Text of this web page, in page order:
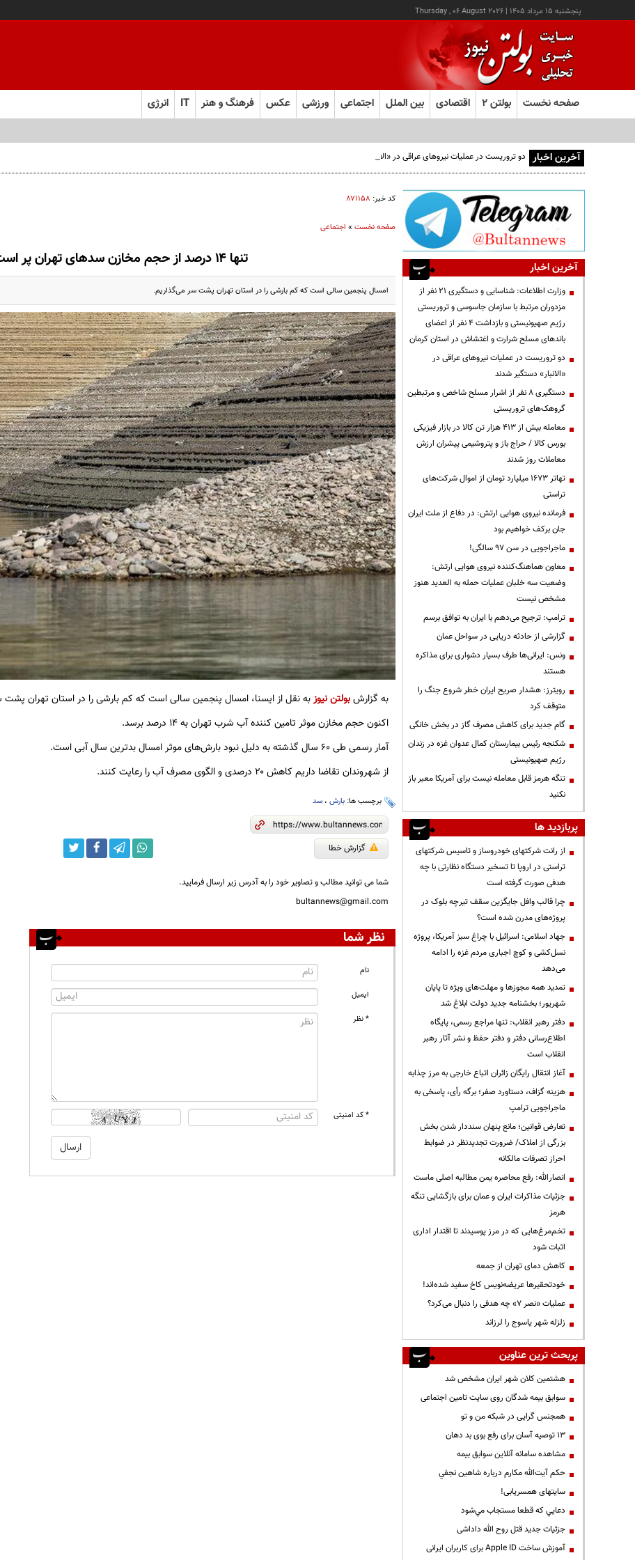
پنجشنبه ۱۵ مرداد ۱۴۰۵ |
Thursday , 06 August 2026
صفحه نخست بولتن ۲ اقتصادی بین الملل اجتماعی ورزشی عکس فرهنگ و هنر IT انرژی
آخرین اخبار دو تروریست در عملیات نیروهای عراقی در «الانبار» دستگیر شدند
کد خبر: ۸۷۱۱۵۸
صفحه نخست» اجتماعی
تنها ۱۴ درصد از حجم مخازن سدهای تهران پر است
امسال پنجمین سالی است که کم بارشی را در استان تهران پشت سر می‌گذاریم.
به گزارشبولتن نیوزبه نقل از ایسنا، امسال پنجمین سالی است که کم بارشی را در استان تهران
اکنون حجم مخازن موثر تامین کننده آب شرب تهران به ۱۴ درصد برسد.
آمار رسمی طی ۶۰ سال گذشته به دلیل نبود بارش‌های موثر امسال بدترین سال آبی است.
از شهروندان تقاضا داریم کاهش ۲۰ درصدی و الگوی مصرف آب را رعایت کنند.
برچسب ها: بارش، سد
گزارش خطا
شما می توانید مطالب و تصاویر خود را به آدرس زیر ارسال فرمایید.
bultannews@gmail.com
نظر شما
نام
ایمیل
* نظر
* کد امنیتی
آخرین اخبار
وزارت اطلاعات: شناسایی و دستگیری ۲۱ نفر از
مزدوران مرتبط با سازمان جاسوسی و تروریستی
رژیم صهیونیستی و بازداشت ۴ نفر از اعضای
باندهای مسلح شرارت و اغتشاش در استان کرمان
دو تروریست در عملیات نیروهای عراقی در
«الانبار» دستگیر شدند
دستگیری ۸ نفر از اشرار مسلح شاخص و مرتبطین
گروهک‌های تروریستی
معامله بیش از ۴۱۳ هزار تن کالا در بازار فیزیکی
بورس کالا / حراج باز و پتروشیمی پیشران ارزش
معاملات روز شدند
تهاتر ۱۶۷۳ میلیارد تومان از اموال شرکت‌های
تراستی
فرمانده نیروی هوایی ارتش: در دفاع از ملت ایران
جان برکف خواهیم بود
ماجراجویی در سن ۹۷ سالگی!
معاون هماهنگ‌کننده نیروی هوایی ارتش:
وضعیت سه خلبان عملیات حمله به العدید هنوز
مشخص نیست
ترامپ: ترجیح می‌دهم با ایران به توافق برسم
گزارشی از حادثه دریایی در سواحل عمان
ونس: ایرانی‌ها طرف بسیار دشواری برای مذاکره
هستند
رویترز: هشدار صریح ایران خطر شروع جنگ را
متوقف کرد
گام جدید برای کاهش مصرف گاز در بخش خانگی
شکنجه رئیس بیمارستان کمال عدوان غزه در زندان
رژیم صهیونیستی
تنگه هرمز قابل معامله نیست برای آمریکا معبر باز
نکنید
پربازدید ها
از رانت‌ شرکتهای خودروساز و تاسیس شرکتهای
تراستی در اروپا تا تسخیر دستگاه نظارتی با چه
هدفی صورت گرفته است
چرا قالب وافل جایگزین سقف تیرچه بلوک در
پروژه‌های مدرن شده است؟
جهاد اسلامی: اسرائیل با چراغ سبز آمریکا، پروژه
نسل‌کشی و کوچ اجباری مردم غزه را ادامه
می‌دهد
تمدید همه مجوزها و مهلت‌های ویژه تا پایان
شهریور؛ بخشنامه جدید دولت ابلاغ شد
دفتر رهبر انقلاب: تنها مراجع رسمی، پایگاه
اطلاع‌رسانی دفتر و دفتر حفظ و نشر آثار رهبر
انقلاب است
آغاز انتقال رایگان زائران اتباع خارجی به مرز چذابه
هزینه گزاف، دستاورد صفر؛ برگه رأی، پاسخی به
ماجراجویی ترامپ
تعارض قوانین؛ مانع پنهان سنددار شدن بخش
بزرگی از املاک/ ضرورت تجدیدنظر در ضوابط
احراز تصرفات مالکانه
انصارالله: رفع محاصره یمن مطالبه اصلی ماست
جزئیات مذاکرات ایران و عمان برای بازگشایی تنگه
هرمز
تخم‌مرغ‌هایی که در مرز پوسیدند تا اقتدار اداری
اثبات شود
کاهش دمای تهران از جمعه
خودتحقیرها عریضه‌نویس کاخ سفید شده‌اند!
عملیات «نصر ۷» چه هدفی را دنبال می‌کرد؟
زلزله شهر یاسوج را لرزاند
پربحث ترین عناوین
هشتمین کلان شهر ایران مشخص شد
سوابق بیمه شدگان روی سایت تامین اجتماعی
همجنس گرایی در شبکه من و تو
13 توصیه آسان برای رفع بوی بد دهان
مشاهده سامانه آنلاين سوابق بیمه
حكم آيت‌الله مكارم درباره شاهين نجفي
سایتهای همسریابی!
دعايي كه قطعا مستجاب مي‌شود
جزئیات جدید قتل روح الله داداشی
آموزش ساخت Apple ID برای کاربران ایرانی